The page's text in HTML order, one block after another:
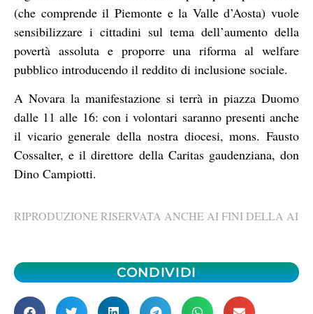
(che comprende il Piemonte e la Valle d’Aosta) vuole
sensibilizzare i cittadini sul tema dell’aumento della
povertà assoluta e proporre una riforma al welfare
pubblico introducendo il reddito di inclusione sociale.
A Novara la manifestazione si terrà in piazza Duomo
dalle 11 alle 16: con i volontari saranno presenti anche
il vicario generale della nostra diocesi, mons. Fausto
Cossalter, e il direttore della Caritas gaudenziana, don
Dino Campiotti.
RIPRODUZIONE RISERVATA ANCHE AI FINI DELLA AI
CONDIVIDI